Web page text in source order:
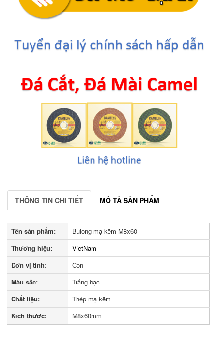
THÔNG TIN CHI TIẾT MÔ TẢ SẢN PHẨM
Tên sản phẩm:
Bulong mạ kẽm M8x60
Thương hiệu:
VietNam
Đơn vị tính:
Con
Màu sắc:
Trắng bạc
Chất liệu:
Thép mạ kẽm
Kích thước:
M8x60mm